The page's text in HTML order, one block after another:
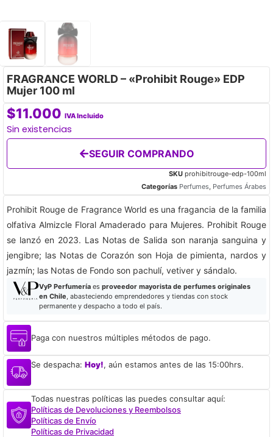
FRAGRANCE WORLD – «Prohibit Rouge» EDP
Mujer 100 ml
$11.000 IVA Incluido
Sin existencias
SEGUIR COMPRANDO
SKU prohibitrouge-edp-100ml
Categorías Perfumes, Perfumes Árabes
Prohibit Rouge de Fragrance World es una fragancia de la familia
olfativa Almizcle Floral Amaderado para Mujeres. Prohibit Rouge
se lanzó en 2023. Las Notas de Salida son naranja sanguina y
jengibre; las Notas de Corazón son Hoja de pimienta, nardos y
jazmín; las Notas de Fondo son pachulí, vetiver y sándalo.
VyP Perfumeríaes proveedor mayorista de perfumes originales
en Chile, abasteciendo emprendedores y tiendas con stock
permanente y despacho a todo el país.
Paga con nuestros múltiples métodos de pago.
Se despacha: Hoy!, aún estamos antes de las 15:00hrs.
Todas nuestras políticas las puedes consultar aquí:
Políticas de Devoluciones y Reembolsos
Políticas de Envío
Políticas de Privacidad